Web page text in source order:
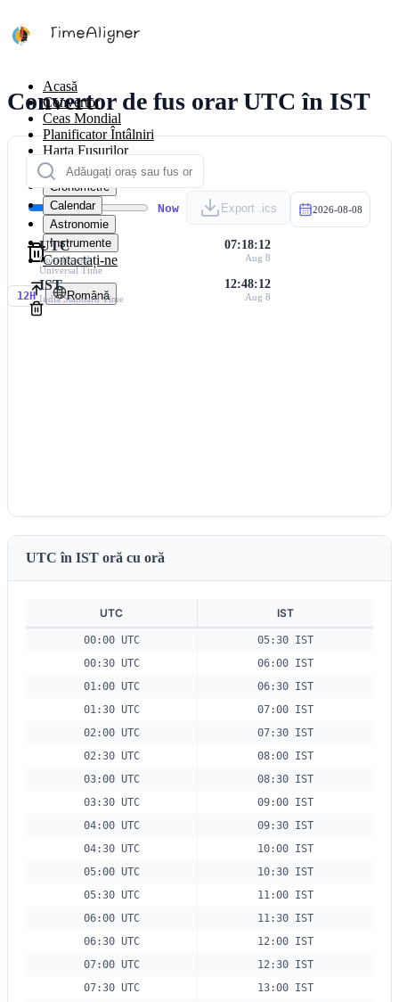
Acasă
Convertor
Ceas Mondial
Planificator Întâlniri
Harta Fusurilor
Calculatoare
Cronometre
Calendar
Astronomie
Instrumente
Contactați-ne
12H Română
Convertor de fus orar UTC în IST
Now Export .ics 2026-08-08
UTC
Coordinated
Universal Time
07:18:12
Aug 8
IST
India Standard Time
12:48:12
Aug 8
UTC în IST oră cu oră
UTC IST
00:00 UTC
05:30 IST
00:30 UTC
06:00 IST
01:00 UTC
06:30 IST
01:30 UTC
07:00 IST
02:00 UTC
07:30 IST
02:30 UTC
08:00 IST
03:00 UTC
08:30 IST
03:30 UTC
09:00 IST
04:00 UTC
09:30 IST
04:30 UTC
10:00 IST
05:00 UTC
10:30 IST
05:30 UTC
11:00 IST
06:00 UTC
11:30 IST
06:30 UTC
12:00 IST
07:00 UTC
12:30 IST
07:30 UTC
13:00 IST